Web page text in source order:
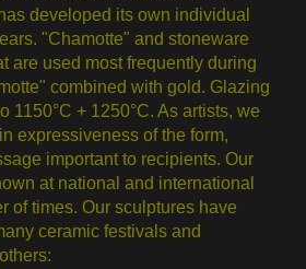
developed its own individual
"Chamotte" and stoneware
are used most frequently during
combined with gold. Glazing
1150°C + 1250°C. As artists, we
expressiveness of the form,
important to recipients. Our
at national and international
of times. Our sculptures have
ceramic festivals and